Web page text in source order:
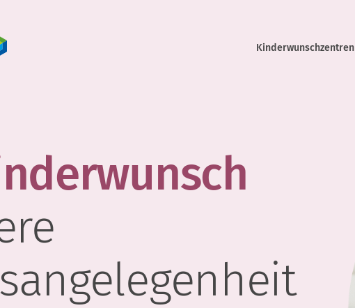
Kinderwunschzentren